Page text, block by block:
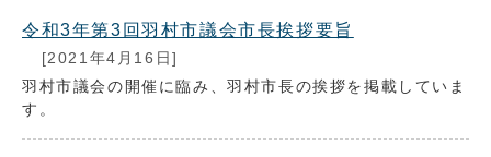
令和3年第3回羽村市議会市長挨拶要旨
[2021年4月16日]
羽村市議会の開催に臨み、羽村市長の挨拶を掲載していま
す。